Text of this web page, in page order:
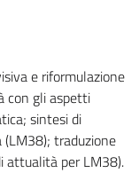
e riformulazione
con gli aspetti
sintesi di
traduzione
attualità per LM38).